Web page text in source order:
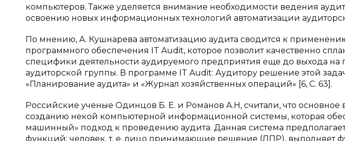
компьютеров. Также уделяется внимание необходимости ведения
освоению новых информационных технологий автоматизации
По мнению, А. Кушнарева автоматизацию аудита сводится к
программного обеспечения IT Audit, которое позволит качественно
специфики деятельности аудируемого предприятия еще до выхода на
аудиторской группы. В программе IT Audit: Аудитору решение этой
«Планирование аудита» и «Журнал хозяйственных операций» [6, C. 63].
Российские ученые Одинцов Б. Е. и Романов А.Н, считали, что
созданию некой компьютерной информационной системы, которая
машинный» подход к проведению аудита. Данная система
функций: человек, т. е. лицо принимающие решение (ЛПР), выполняет